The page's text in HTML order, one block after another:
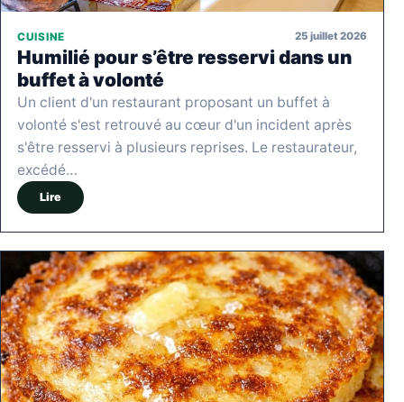
CUISINE 25 juillet 2026
Humilié pour s’être resservi dans un
buffet à volonté
Un client d'un restaurant proposant un buffet à
volonté s'est retrouvé au cœur d'un incident après
s'être resservi à plusieurs reprises. Le restaurateur,
excédé…
Lire